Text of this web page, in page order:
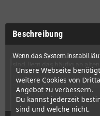
Unsere Webseite
weitere Cookies von
Angebot zu verbessern.
Du kannst jederzeit
sind und welche nicht.
Beschreibung
Wenn das System instabil
Mit diesem von uns
System nicht nur zum
weitere Schäden schützen.